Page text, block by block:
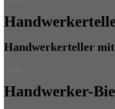
Handwerkerteller
Handwerker-